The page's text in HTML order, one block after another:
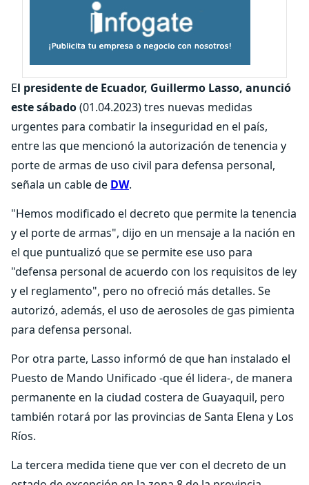
El presidente de Ecuador, Guillermo Lasso, anunció
este sábado(01.04.2023) tres nuevas medidas
urgentes para combatir la inseguridad en el país,
entre las que mencionó la autorización de tenencia y
porte de armas de uso civil para defensa personal,
señala un cable de DW.
"Hemos modificado el decreto que permite la tenencia
y el porte de armas", dijo en un mensaje a la nación en
el que puntualizó que se permite ese uso para
"defensa personal de acuerdo con los requisitos de ley
y el reglamento", pero no ofreció más detalles. Se
autorizó, además, el uso de aerosoles de gas pimienta
para defensa personal.
Por otra parte, Lasso informó de que han instalado el
Puesto de Mando Unificado -que él lidera-, de manera
permanente en la ciudad costera de Guayaquil, pero
también rotará por las provincias de Santa Elena y Los
Ríos.
La tercera medida tiene que ver con el decreto de un